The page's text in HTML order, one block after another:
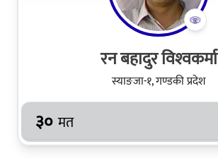
रन बहादुर विश्‍वकर्मा
स्याङजा-१, गण्डकी प्रदेश
३० मत